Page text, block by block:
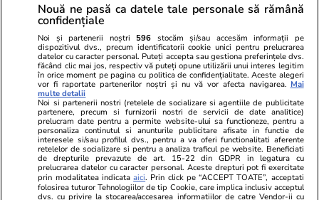
unul dintre cele mai cunoscute
orașe din Italia
valurile de
Lifestyle 18 iul.
Semnele deshidratării și cum să
o previi
Nouă ne pasă ca datele tale personale să rămână
confidențiale
Noi și partenerii noștri 596 stocăm și/sau accesăm informații pe
dispozitivul dvs., precum identificatorii cookie unici pentru prelucrarea
datelor cu caracter personal. Puteți accepta sau gestiona preferințele dvs.
făcând clic mai jos, respectiv vă puteți opune utilizării unui interes legitim
în orice moment pe pagina cu politica de confidențialitate. Aceste alegeri
vor fi raportate partenerilor noștri și nu vă vor afecta navigarea. Mai
multe detalii
Noi si partenerii nostri (retelele de socializare si agentiile de publicitate
partenere, precum si furnizorii nostri de servicii de date analitice)
prelucram date pentru a permite website-ului sa functioneze, pentru a
personaliza continutul si anunturile publicitare afisate in functie de
interesele si/sau profilul dvs., pentru a va oferi functionalitati aferente
retelelor de socializare si pentru a analiza traficul pe website. Beneficiati
de drepturile prevazute de art. 15-22 din GDPR in legatura cu
prelucrarea datelor cu caracter personal. Aceste drepturi pot fi exercitate
prin modalitatea indicataaici. Prin click pe “ACCEPT TOATE”, acceptati
folosirea tuturor Tehnologiilor de tip Cookie, care implica inclusiv acceptul
dvs. cu privire la stocarea/accesarea informatiilor de catre Vendor-ii cu